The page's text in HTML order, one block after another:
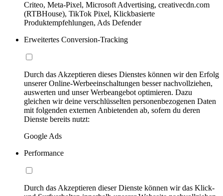
Criteo, Meta-Pixel, Microsoft Advertising, creativecdn.com
(RTBHouse), TikTok Pixel, Klickbasierte
Produktempfehlungen, Ads Defender
Erweitertes Conversion-Tracking
Durch das Akzeptieren dieses Dienstes können wir den Erfolg
unserer Online-Werbeeinschaltungen besser nachvollziehen,
auswerten und unser Werbeangebot optimieren. Dazu
gleichen wir deine verschlüsselten personenbezogenen Daten
mit folgenden externen Anbietenden ab, sofern du deren
Dienste bereits nutzt:
Google Ads
Performance
Durch das Akzeptieren dieser Dienste können wir das Klick-